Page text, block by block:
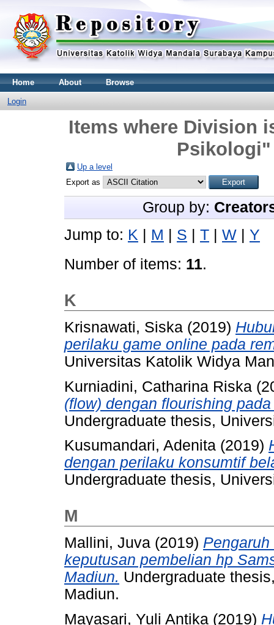
Home About Browse
Login
Items where Division
Psikologi"
Up a level
Export as
Group by:
Jump to: K M S T W
Y
Number of items: 11.
K
Krisnawati, Siska (2019)
perilaku game online pada
Universitas Katolik Widya
Kurniadini, Catharina Riska
(flow) dengan flourishing
Undergraduate thesis,
Kusumandari, Adenita (2019)
dengan perilaku konsumtif
Undergraduate thesis,
M
Mallini, Juva (2019)
keputusan pembelian hp
Madiun. Undergraduate
Madiun.
Mayasari, Yuli Antika (2019)